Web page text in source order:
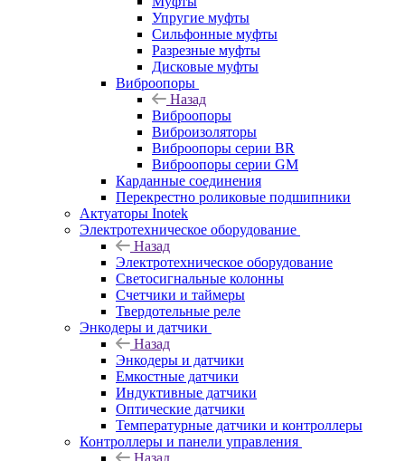
Упругие муфты
Сильфонные муфты
Разрезные муфты
Дисковые муфты
Виброопоры
Назад
Виброопоры
Виброизоляторы
Виброопоры серии BR
Виброопоры серии GM
Карданные соединения
Перекрестно роликовые подшипники
Актуаторы Inotek
Электротехническое оборудование
Назад
Электротехническое оборудование
Светосигнальные колонны
Счетчики и таймеры
Твердотельные реле
Энкодеры и датчики
Назад
Энкодеры и датчики
Емкостные датчики
Индуктивные датчики
Оптические датчики
Температурные датчики и контроллеры
Контроллеры и панели управления
Назад